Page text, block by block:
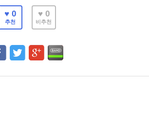
♥ 0
추천
♥ 0
비추천